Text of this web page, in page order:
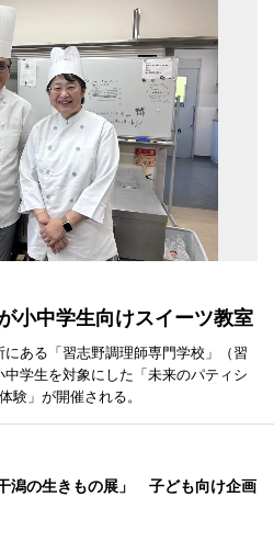
小中学生向けスイーツ教室
ある「習志野調理師専門学校」（習
学生を対象にした「未来のパティシ
験」が開催される。
潟の生きもの展」 子ども向け企画